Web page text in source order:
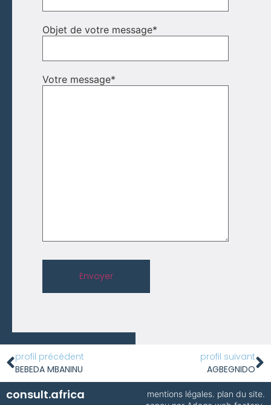
Objet de votre message*
Votre message*
Envoyer
profil précédent
BEBEDA MBANINU
profil suivant
AGBEGNIDO
consult.africa mentions légales. plan du site.